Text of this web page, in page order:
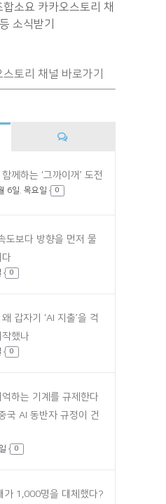
소요 카카오스토리 채
소식받기
토리 채널 바로가기
께하는 ‘그까이꺼’ 도전
6일. 목요일 0
도보다 방향을 먼저 물
0
갑자기 ‘AI 지출’을 걱
했나
0
하는 기계를 규제한다
국 AI 동반자 규정이 건
0
가 1,000명을 대체했다?